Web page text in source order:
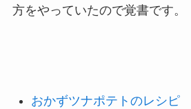
方をやっていたので覚書です。
おかずツナポテトのレシピ